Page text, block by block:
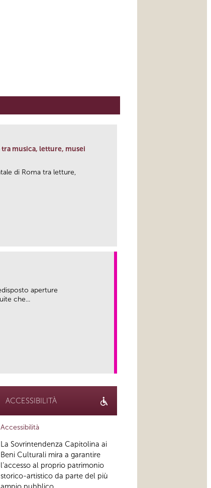
tra musica, letture, musei
di Roma tra letture,
aperture
che...
ACCESSIBILITÀ
Accessibilità
La Sovrintendenza Capitolina ai
Beni Culturali mira a garantire
l’accesso al proprio patrimonio
storico-artistico da parte del più